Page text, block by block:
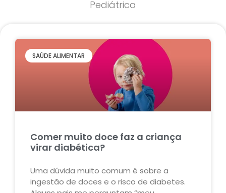
Pediátrica
SAÚDE ALIMENTAR
Comer muito doce faz a criança
virar diabética?
Uma dúvida muito comum é sobre a
ingestão de doces e o risco de diabetes.